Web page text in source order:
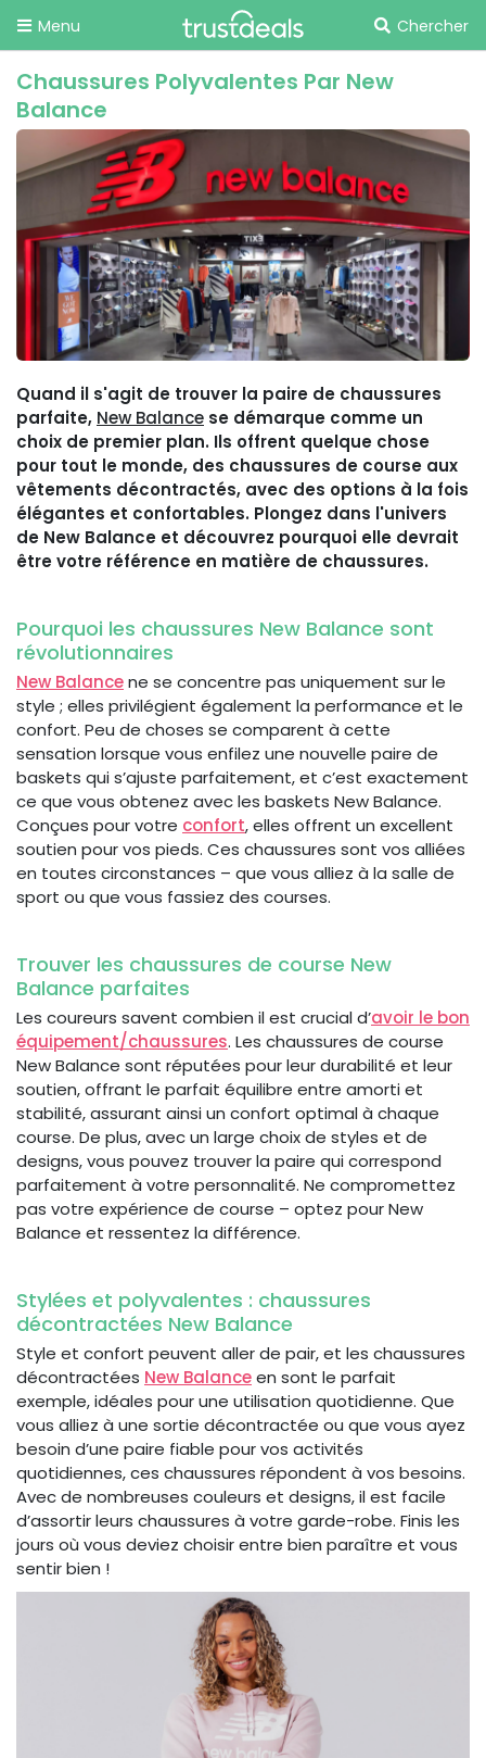
Menu Chercher
Chaussures Polyvalentes Par New
Balance
Quand il s'agit de trouver la paire de chaussures
parfaite, New Balance se démarque comme un
choix de premier plan. Ils offrent quelque chose
pour tout le monde, des chaussures de course aux
vêtements décontractés, avec des options à la fois
élégantes et confortables. Plongez dans l'univers
de New Balance et découvrez pourquoi elle devrait
être votre référence en matière de chaussures.
Pourquoi les chaussures New Balance sont
révolutionnaires
New Balancene se concentre pas uniquement sur le
style ; elles privilégient également la performance et le
confort. Peu de choses se comparent à cette
sensation lorsque vous enfilez une nouvelle paire de
baskets qui s’ajuste parfaitement, et c’est exactement
ce que vous obtenez avec les baskets New Balance.
Conçues pour votre confort, elles offrent un excellent
soutien pour vos pieds. Ces chaussures sont vos alliées
en toutes circonstances – que vous alliez à la salle de
sport ou que vous fassiez des courses.
Trouver les chaussures de course New
Balance parfaites
Les coureurs savent combien il est crucial d’avoir le bon
équipement/chaussures. Les chaussures de course
New Balance sont réputées pour leur durabilité et leur
soutien, offrant le parfait équilibre entre amorti et
stabilité, assurant ainsi un confort optimal à chaque
course. De plus, avec un large choix de styles et de
designs, vous pouvez trouver la paire qui correspond
parfaitement à votre personnalité. Ne compromettez
pas votre expérience de course – optez pour New
Balance et ressentez la différence.
Stylées et polyvalentes : chaussures
décontractées New Balance
Style et confort peuvent aller de pair, et les chaussures
décontractées New Balanceen sont le parfait
exemple, idéales pour une utilisation quotidienne. Que
vous alliez à une sortie décontractée ou que vous ayez
besoin d’une paire fiable pour vos activités
quotidiennes, ces chaussures répondent à vos besoins.
Avec de nombreuses couleurs et designs, il est facile
d’assortir leurs chaussures à votre garde-robe. Finis les
jours où vous deviez choisir entre bien paraître et vous
sentir bien !